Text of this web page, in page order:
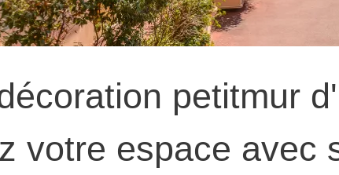
petitmur
votre espace avec